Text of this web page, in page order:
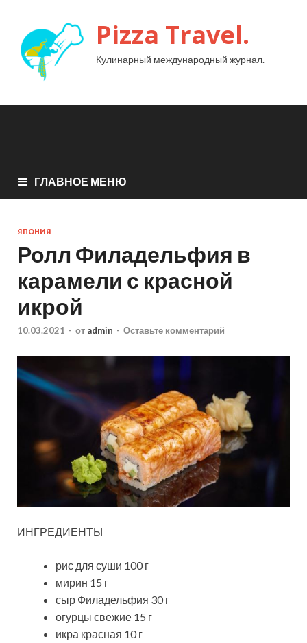
Pizza Travel.
Кулинарный международный журнал.
ГЛАВНОЕ МЕНЮ
ЯПОНИЯ
Ролл Филадельфия в
карамели с красной
икрой
10.03.2021 - от admin - Оставьте комментарий
ИНГРЕДИЕНТЫ
рис для суши 100 г
мирин 15 г
сыр Филадельфия 30 г
огурцы свежие 15 г
икра красная 10 г